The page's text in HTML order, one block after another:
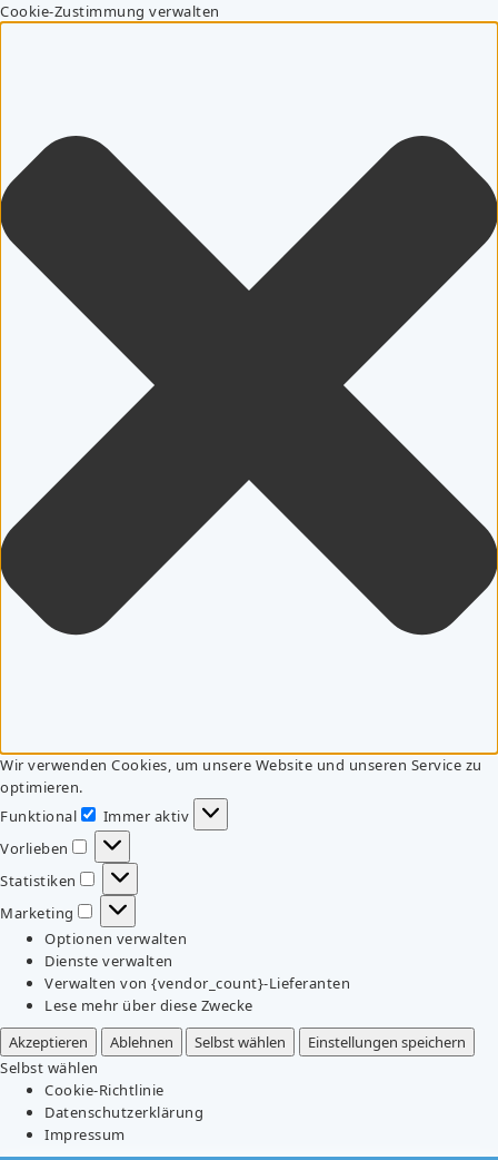
Cookie-Zustimmung verwalten
Wir verwenden Cookies, um unsere Website und unseren Service zu
optimieren.
Funktional
Funktional
Immer aktiv
Vorlieben
Vorlieben
Statistiken
Statistiken
Marketing
Marketing
Optionen verwalten
Dienste verwalten
Verwalten von {vendor_count}-Lieferanten
Lese mehr über diese Zwecke
Akzeptieren
Ablehnen Selbst wählen
Einstellungen speichern
Selbst wählen
Cookie-Richtlinie
Datenschutzerklärung
Impressum